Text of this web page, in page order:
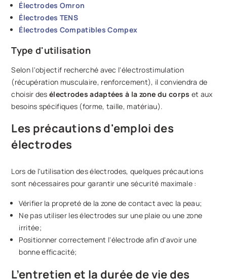
Électrodes Omron
Électrodes TENS
Électrodes Compatibles Compex
Type d'utilisation
Selon l'objectif recherché avec l'électrostimulation
(récupération musculaire, renforcement), il conviendra de
choisir desélectrodes adaptées à la zone du corps et aux
besoins spécifiques (forme, taille, matériau).
Les précautions d'emploi des
électrodes
Lors de l'utilisation des électrodes, quelques précautions
sont nécessaires pour garantir une sécurité maximale :
Vérifier la propreté de la zone de contact avec la peau;
Ne pas utiliser les électrodes sur une plaie ou une zone
irritée;
Positionner correctement l'électrode afin d'avoir une
bonne efficacité;
L’entretien et la durée de vie des